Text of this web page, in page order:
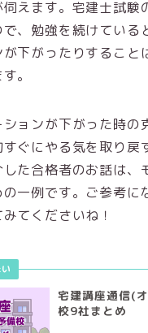
えます。宅建士試験
、勉強を続けている
下がったりすること
。
ョンが下がった時の
ぐにやる気を取り戻
た合格者のお話は、
一例です。ご参考に
てくださいね！
宅建講座通信(
校9社まとめ